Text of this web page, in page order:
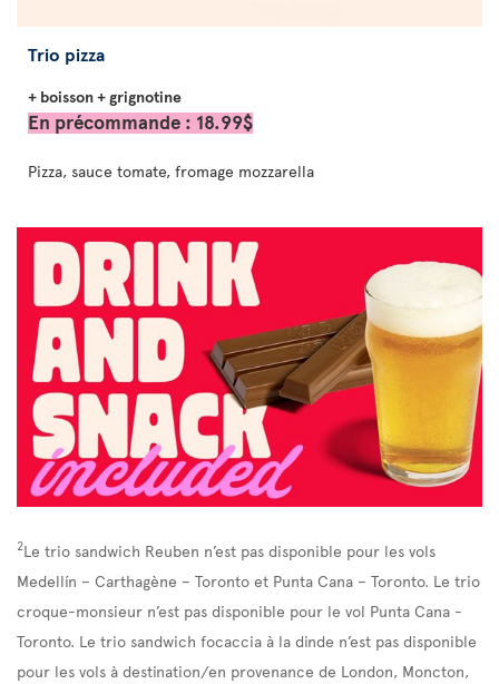
Trio pizza
+ boisson + grignotine
En précommande : 18.99$
Pizza, sauce tomate, fromage mozzarella
2Le trio sandwich Reuben n’est pas disponible pour les vols
Medellín – Carthagène – Toronto et Punta Cana – Toronto. Le trio
croque-monsieur n’est pas disponible pour le vol Punta Cana -
Toronto. Le trio sandwich focaccia à la dinde n’est pas disponible
pour les vols à destination/en provenance de London, Moncton,